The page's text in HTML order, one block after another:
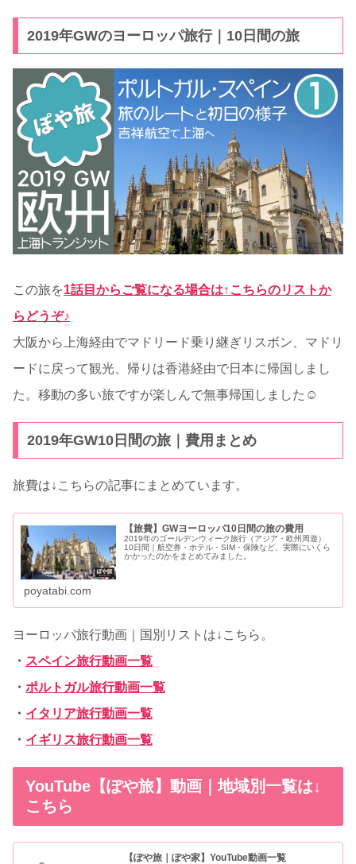
2019年GWのヨーロッパ旅行｜10日間の旅
この旅を1話目からご覧になる場合は↑こちらのリストか
らどうぞ♪
大阪から上海経由でマドリード乗り継ぎリスボン、マドリ
ードに戻って観光、帰りは香港経由で日本に帰国しまし
た。移動の多い旅ですが楽しんで無事帰国しました☺
2019年GW10日間の旅｜費用まとめ
旅費は↓こちらの記事にまとめています。
【旅費】GWヨーロッパ10日間の旅の費用
2019年のゴールデンウィーク旅行（アジア・欧州周遊）
10日間｜航空券・ホテル・SIM・保険など、実際にいくら
かかったのかをまとめてみました。
poyatabi.com
ヨーロッパ旅行動画｜国別リストは↓こちら。
・ スペイン旅行動画一覧
・ ポルトガル旅行動画一覧
・ イタリア旅行動画一覧
・ イギリス旅行動画一覧
YouTube【ぽや旅】動画｜地域別一覧は↓
こちら
【ぽや旅｜ぽや家】YouTube動画一覧